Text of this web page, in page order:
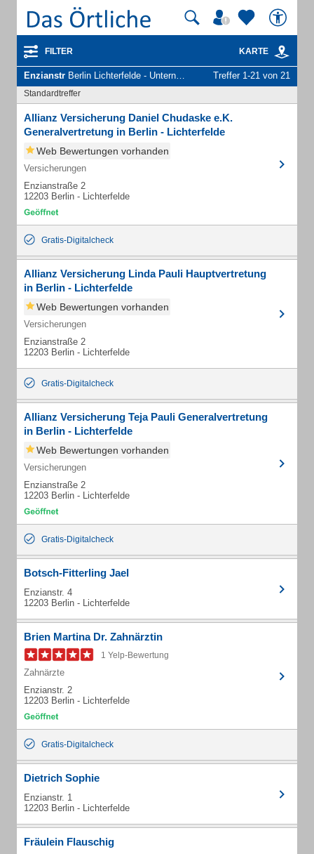
FILTER KARTE
Enzianstr Berlin Lichterfelde - Unternehmen und Personen Treffer 1-21 von 21
Standardtreffer
Allianz Versicherung Daniel Chudaske e.K.
Generalvertretung in Berlin - Lichterfelde
Web Bewertungen vorhanden
Versicherungen
Enzianstraße 2
12203 Berlin - Lichterfelde
Gratis-Digitalcheck
Allianz Versicherung Linda Pauli Hauptvertretung
in Berlin - Lichterfelde
Web Bewertungen vorhanden
Versicherungen
Enzianstraße 2
12203 Berlin - Lichterfelde
Gratis-Digitalcheck
Allianz Versicherung Teja Pauli Generalvertretung
in Berlin - Lichterfelde
Web Bewertungen vorhanden
Versicherungen
Enzianstraße 2
12203 Berlin - Lichterfelde
Gratis-Digitalcheck
Botsch-Fitterling Jael
Enzianstr. 4
12203 Berlin - Lichterfelde
Brien Martina Dr. Zahnärztin
1 Yelp-Bewertung
Zahnärzte
Enzianstr. 2
12203 Berlin - Lichterfelde
Gratis-Digitalcheck
Dietrich Sophie
Enzianstr. 1
12203 Berlin - Lichterfelde
Fräulein Flauschig